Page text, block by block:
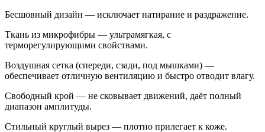
Бесшовный дизайн — исключает натирание и раздражение.
Ткань из микрофибры — ультрамягкая, с
терморегулирующими свойствами.
Воздушная сетка (спереди, сзади, под мышками) —
обеспечивает отличную вентиляцию и быстро отводит влагу.
Свободный крой — не сковывает движений, даёт полный
диапазон амплитуды.
Стильный круглый вырез — плотно прилегает к коже.